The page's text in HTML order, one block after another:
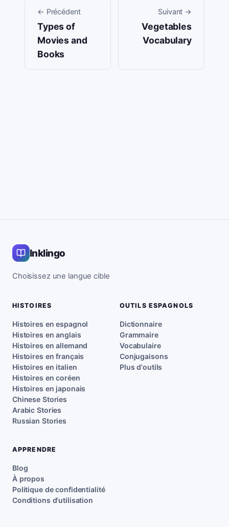
← Précédent
Types of
Movies and
Books
Suivant →
Vegetables
Vocabulary
Inklingo
Choisissez une langue cible
HISTOIRES
Histoires en espagnol
Histoires en anglais
Histoires en allemand
Histoires en français
Histoires en italien
Histoires en coréen
Histoires en japonais
Chinese Stories
Arabic Stories
Russian Stories
OUTILS ESPAGNOLS
Dictionnaire
Grammaire
Vocabulaire
Conjugaisons
Plus d'outils
APPRENDRE
Blog
À propos
Politique de confidentialité
Conditions d'utilisation